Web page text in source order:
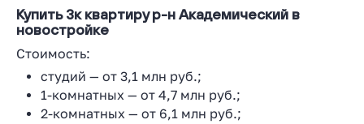
Купить 3к квартиру р-н Академический в
новостройке
Стоимость:
студий — от 3,1 млн руб.;
1-комнатных — от 4,7 млн руб.;
2-комнатных — от 6,1 млн руб.;